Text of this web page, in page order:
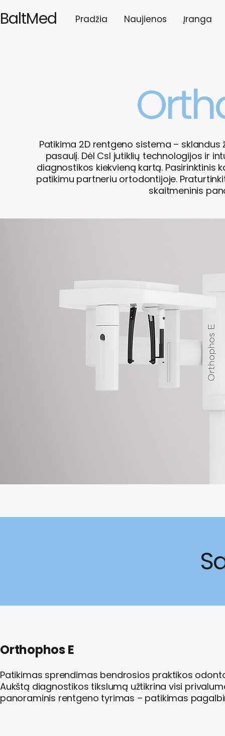
BaltMed Pradžia Naujienos Įranga
Patikima 2D rentgeno sistema –
pasaulį. Dėl CsI jutiklių technologijos ir
diagnostikos kiekvieną kartą. Pasirinktinis
patikimu partneriu ortodontijoje.
skaitmeninis
Orthophos E
Patikimas sprendimas bendrosios praktikos
Aukštą diagnostikos tikslumą užtikrina visi
panoraminis rentgeno tyrimas – patikimas